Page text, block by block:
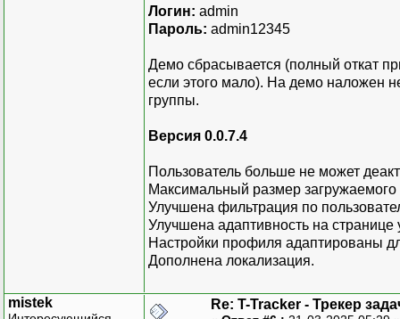
Логин: admin
Пароль: admin12345
Демо сбрасывается (полный откат
если этого мало). На демо наложен
группы.
Версия 0.0.7.4
Пользователь больше не может
Максимальный размер
Улучшена фильтрация по
Улучшена адаптивность на
Настройки профиля адаптированы
Дополнена локализация.
mistek Re: T-Tracker - Трекер